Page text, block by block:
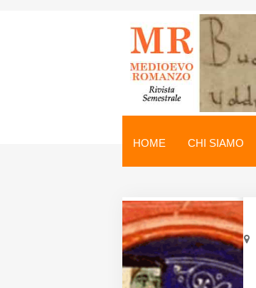
Medioevo Romanzo
HOME CHI SIAMO